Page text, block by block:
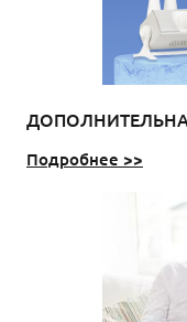
Подробнее >>